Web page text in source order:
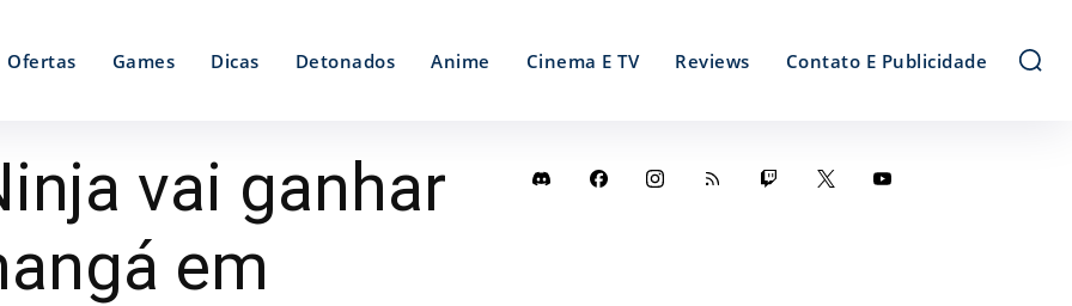
Ofertas Games Dicas Detonados Anime Cinema E TV Reviews Contato E Publicidade
vai ganhar
em